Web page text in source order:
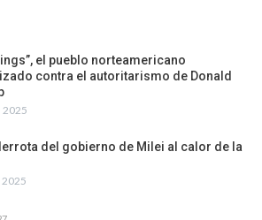
el pueblo norteamericano
contra el autoritarismo de Donald
2025
del gobierno de Milei al calor de la
2025